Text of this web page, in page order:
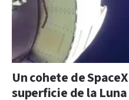
Un cohete de
superficie de la Luna